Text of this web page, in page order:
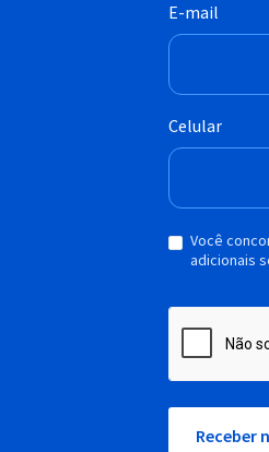
E-mail
Celular
Você
adicionais
Receber